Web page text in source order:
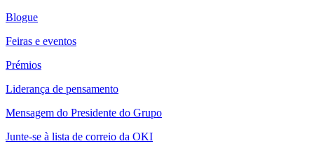
Blogue
Feiras e eventos
Prémios
Liderança de pensamento
Mensagem do Presidente do Grupo
Junte-se à lista de correio da OKI